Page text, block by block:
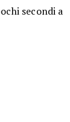
secondi a